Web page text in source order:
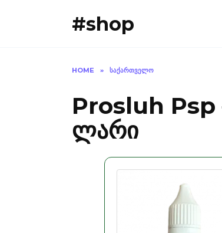
#shop
HOME » ᲡᲐᲥᲐᲠᲗᲕᲔᲚᲝ
Prosluh Psp
ლარი